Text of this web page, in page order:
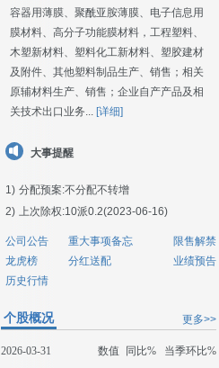
容器用薄膜、聚酰亚胺薄膜、电子信息用
膜材料、高分子功能膜材料，工程塑料、
木塑新材料、塑料化工新材料、塑胶建材
及附件、其他塑料制品生产、销售；相关
原辅材料生产、销售；企业自产产品及相
关技术出口业务... [详细]
大事提醒
1) 分配预案:不分配不转增
2) 上次除权:10派0.2(2023-06-16)
公司公告 重大事项备忘
限售解禁
龙虎榜
分红送配
业绩预告
历史行情
更多>>
个股概况
2026-03-31 数值 同比%
当季环比%